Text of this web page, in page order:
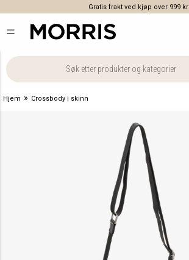
Gratis frakt ved kjøp over 999 kr
Hjem » Crossbody i skinn